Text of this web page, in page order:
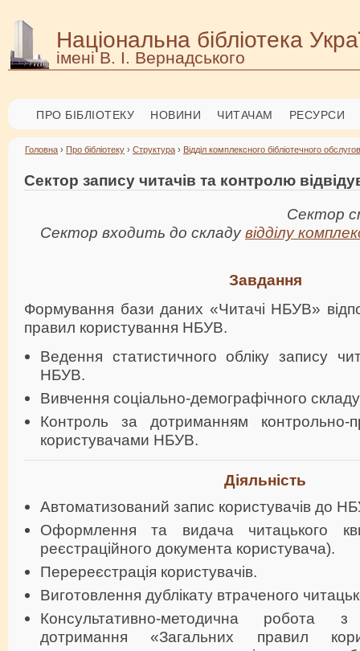
Національна бібліотека
імені В. І. Вернадського
ПРО БІБЛІОТЕКУ НОВИНИ ЧИТАЧАМ РЕСУРСИ
Головна › Про бібліотеку › Структура › Відділ комплексного бібліотечного
Сектор запису читачів та контролю
Сектор
Сектор входить до складувідділу
Завдання
Формування бази даних «Читачі НБУВ»
правил користування НБУВ.
Ведення статистичного обліку запису
НБУВ.
Вивчення соціально-демографічного
Контроль за дотриманням контрольно-
користувачами НБУВ.
Діяльність
Автоматизований запис користувачів до
Оформлення та видача читацького
реєстраційного документа користувача).
Перереєстрація користувачів.
Виготовлення дублікату втраченого
Консультативно-методична
дотримання «Загальних правил